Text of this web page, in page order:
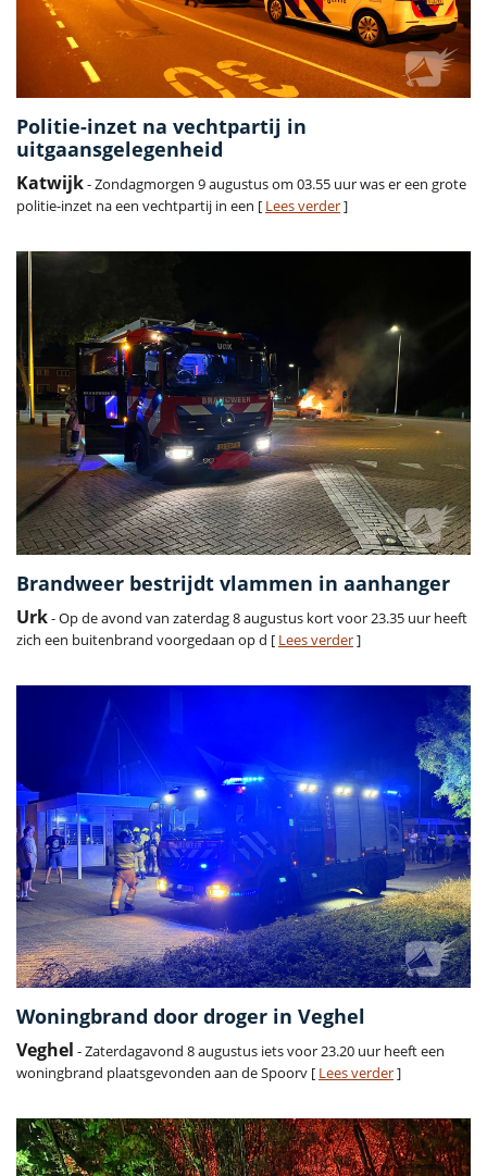
Politie-inzet na vechtpartij in
uitgaansgelegenheid
Katwijk- Zondagmorgen 9 augustus om 03.55 uur was er een grote
politie-inzet na een vechtpartij in een [ Lees verder]
Brandweer bestrijdt vlammen in aanhanger
Urk- Op de avond van zaterdag 8 augustus kort voor 23.35 uur heeft
zich een buitenbrand voorgedaan op d [ Lees verder]
Woningbrand door droger in Veghel
Veghel - Zaterdagavond 8 augustus iets voor 23.20 uur heeft een
woningbrand plaatsgevonden aan de Spoorv [ Lees verder]